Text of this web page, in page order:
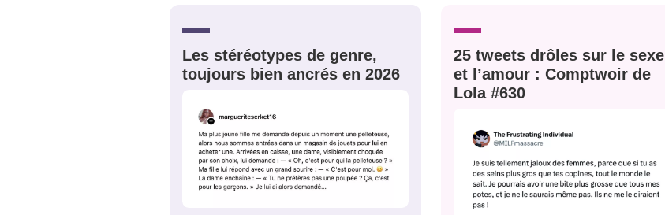
Les stéréotypes de genre,
toujours bien ancrés en 2026
25 tweets drôles sur le sexe
et l’amour : Comptwoir de
Lola #630
PSEUDO*
EMAIL
PASSWORD*
PSEUDO
VOTRE PARTICIPATION
Que souhaitez-vous proposer ?
Quelques
tweets
Ma propre
sélection